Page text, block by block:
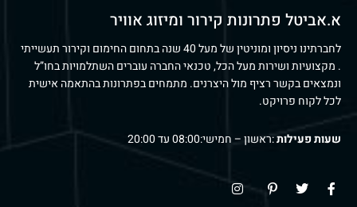
א.אביטל פתרונות קירור ומיזוג אוויר
לחברתינו ניסיון ומוניטין של מעל 40 שנה בתחום החימום וקירור תעשייתי
. מקצועיות ושירות מעל הכל, טכנאי החברה עוברים השתלמויות בחו”ל
ונמצאים בקשר רציף מול היצרנים. מתמחים בפתרונות בהתאמה אישית
לכל לקוח פרויקט.
שעות פעילות:ראשון – חמישי:08:00 עד 20:00